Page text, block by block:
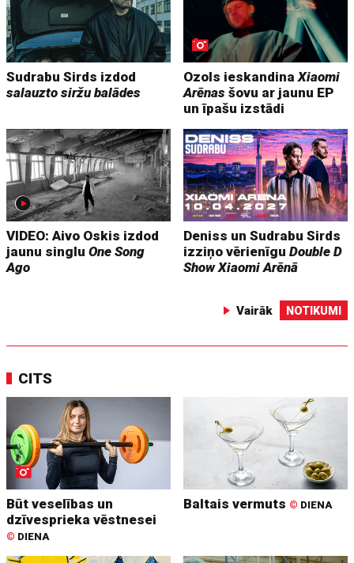
Sudrabu Sirds izdod
salauzto siržu balādes
Ozols ieskandinaXiaomi
Arēnas šovu ar jaunu EP
un īpašu izstādi
VIDEO: Aivo Oskis izdod
jaunu singluOne Song
Ago
Deniss un Sudrabu Sirds
izziņo vērienīguDouble D
Show Xiaomi Arēnā
Vairāk NOTIKUMI
CITS
Būt veselības un
dzīvesprieka vēstnesei
© DIENA
Baltais vermuts © DIENA